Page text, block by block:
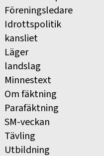
Föreningsledare
Idrottspolitik
kansliet
Läger
landslag
Minnestext
Om fäktning
Parafäktning
SM-veckan
Tävling
Utbildning